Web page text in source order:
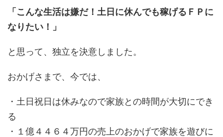
「こんな生活は嫌だ！土日に休んでも稼げるＦＰに
なりたい！」
と思って、独立を決意しました。
おかげさまで、今では、
・土日祝日は休みなので家族との時間が大切にでき
る
・１億４４６４万円の売上のおかげで家族を遊びに